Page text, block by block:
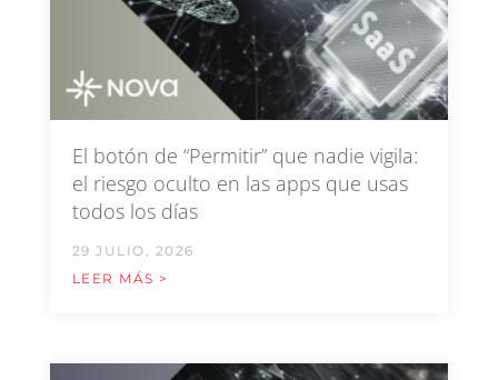
El botón de “Permitir” que nadie vigila:
el riesgo oculto en las apps que usas
todos los días
29 JULIO, 2026
LEER MÁS >